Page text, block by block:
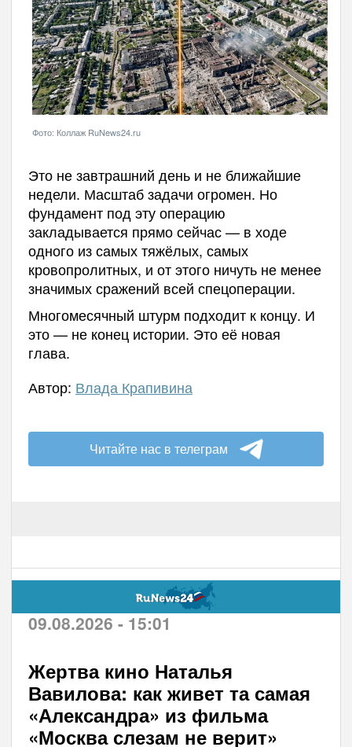
Фото: Коллаж RuNews24.ru
Это не завтрашний день и не ближайшие
недели. Масштаб задачи огромен. Но
фундамент под эту операцию
закладывается прямо сейчас — в ходе
одного из самых тяжёлых, самых
кровопролитных, и от этого ничуть не менее
значимых сражений всей спецоперации.
Многомесячный штурм подходит к концу. И
это — не конец истории. Это её новая
глава.
Автор: Влада Крапивина
Читайте нас в телеграм
09.08.2026 - 15:01
Жертва кино Наталья
Вавилова: как живет та самая
«Александра» из фильма
«Москва слезам не верит»